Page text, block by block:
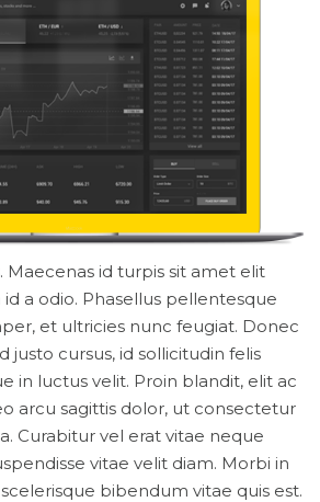
Maecenas id turpis sit amet elit
a odio. Phasellus pellentesque
et ultricies nunc feugiat. Donec
justo cursus, id sollicitudin felis
in luctus velit. Proin blandit, elit ac
arcu sagittis dolor, ut consectetur
Curabitur vel erat vitae neque
vitae velit diam. Morbi in
bibendum vitae quis est.